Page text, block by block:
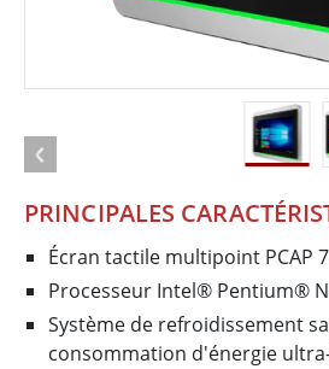
PRINCIPALES
Écran tactile multipoint PCAP
Processeur Intel® Pentium®
Système de refroidissement
consommation d'énergie